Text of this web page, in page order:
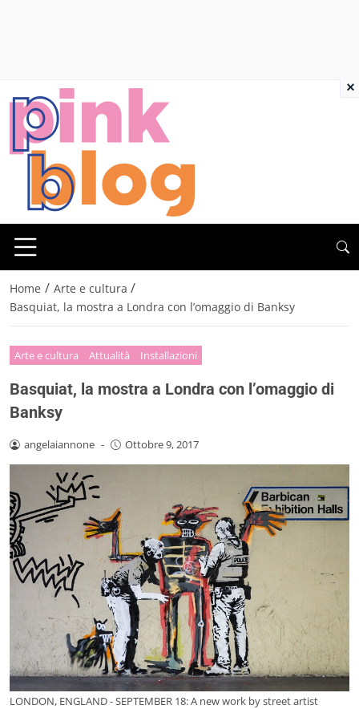
Home / Arte e cultura /
Basquiat, la mostra a Londra con l’omaggio di Banksy
Arte e cultura Attualità Installazioni
Basquiat, la mostra a Londra con l’omaggio di
Banksy
angelaiannone - Ottobre 9, 2017
LONDON, ENGLAND - SEPTEMBER 18: A new work by street artist
×